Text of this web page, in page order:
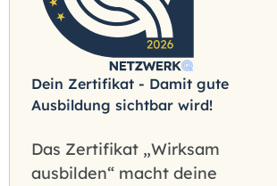
Dein Zertifikat - Damit gute
Ausbildung sichtbar wird!
Das Zertifikat „Wirksam
ausbilden“ macht deine